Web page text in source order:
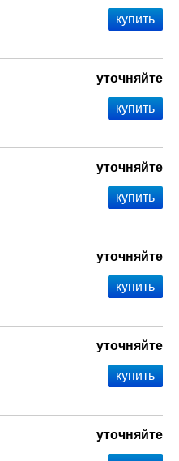
уточняйте
уточняйте
уточняйте
уточняйте
уточняйте